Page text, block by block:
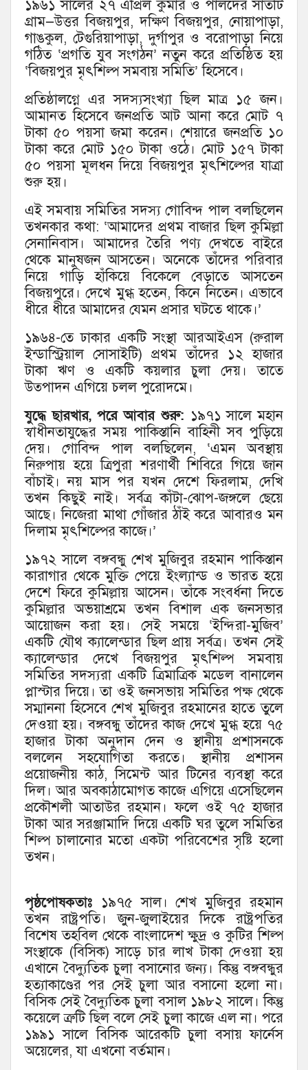
১৯৬১ সালের ২৭ এপ্রিল কুমার ও পালদের সাতটি
গ্রাম—উত্তর বিজয়পুর, দক্ষিণ বিজয়পুর, নোয়াপাড়া,
গাঙকুল, টেগুরিয়াপাড়া, দুর্গাপুর ও বরোপাড়া নিয়ে
গঠিত ‘প্রগতি যুব সংগঠন’ নতুন করে প্রতিষ্ঠিত হয়
‘বিজয়পুর মৃৎশিল্প সমবায় সমিতি’ হিসেবে।
প্রতিষ্ঠালগ্নে এর সদস্যসংখ্যা ছিল মাত্র ১৫ জন।
আমানত হিসেবে জনপ্রতি আট আনা করে মোট ৭
টাকা ৫০ পয়সা জমা করেন। শেয়ারে জনপ্রতি ১০
টাকা করে মোট ১৫০ টাকা ওঠে। মোট ১৫৭ টাকা
৫০ পয়সা মূলধন দিয়ে বিজয়পুর মৃৎশিল্পের যাত্রা
শুরু হয়।
এই সমবায় সমিতির সদস্য গোবিন্দ পাল বলছিলেন
তখনকার কথা: ‘আমাদের প্রথম বাজার ছিল কুমিল্লা
সেনানিবাস। আমাদের তৈরি পণ্য দেখতে বাইরে
থেকে মানুষজন আসতেন। অনেকে তাঁদের পরিবার
নিয়ে গাড়ি হাঁকিয়ে বিকেলে বেড়াতে আসতেন
বিজয়পুরে। দেখে মুগ্ধ হতেন, কিনে নিতেন। এভাবে
ধীরে ধীরে আমাদের যেমন প্রসার ঘটতে থাকে।’
১৯৬৪-তে ঢাকার একটি সংস্থা আরআইএস (রুরাল
ইন্ডাস্ট্রিয়াল সোসাইটি) প্রথম তাঁদের ১২ হাজার
টাকা ঋণ ও একটি কয়লার চুলা দেয়। তাতে
উত্পাদন এগিয়ে চলল পুরোদমে।
যুদ্ধে ছারখার, পরে আবার শুরু: ১৯৭১ সালে মহান
স্বাধীনতাযুদ্ধের সময় পাকিস্তানি বাহিনী সব পুড়িয়ে
দেয়। গোবিন্দ পাল বলছিলেন, ‘এমন অবস্থায়
নিরুপায় হয়ে ত্রিপুরা শরণার্থী শিবিরে গিয়ে জান
বাঁচাই। নয় মাস পর যখন দেশে ফিরলাম, দেখি
তখন কিছুই নাই। সর্বত্র কাঁটা-ঝোপ-জঙ্গলে ছেয়ে
আছে। নিজেরা মাথা গোঁজার ঠাঁই করে আবারও মন
দিলাম মৃৎশিল্পের কাজে।’
১৯৭২ সালে বঙ্গবন্ধু শেখ মুজিবুর রহমান পাকিস্তান
কারাগার থেকে মুক্তি পেয়ে ইংল্যান্ড ও ভারত হয়ে
দেশে ফিরে কুমিল্লায় আসেন। তাঁকে সংবর্ধনা দিতে
কুমিল্লার অভয়াশ্রমে তখন বিশাল এক জনসভার
আয়োজন করা হয়। সেই সময়ে ‘ইন্দিরা-মুজিব’
একটি যৌথ ক্যালেন্ডার ছিল প্রায় সর্বত্র। তখন সেই
ক্যালেন্ডার দেখে বিজয়পুর মৃৎশিল্প সমবায়
সমিতির সদস্যরা একটি ত্রিমাত্রিক মডেল বানালেন
প্লাস্টার দিয়ে। তা ওই জনসভায় সমিতির পক্ষ থেকে
সম্মাননা হিসেবে শেখ মুজিবুর রহমানের হাতে তুলে
দেওয়া হয়। বঙ্গবন্ধু তাঁদের কাজ দেখে মুগ্ধ হয়ে ৭৫
হাজার টাকা অনুদান দেন ও স্থানীয় প্রশাসনকে
বললেন সহযোগিতা করতে। স্থানীয় প্রশাসন
প্রয়োজনীয় কাঠ, সিমেন্ট আর টিনের ব্যবস্থা করে
দিল। আর অবকাঠামোগত কাজে এগিয়ে এসেছিলেন
প্রকৌশলী আতাউর রহমান। ফলে ওই ৭৫ হাজার
টাকা আর সরঞ্জামাদি দিয়ে একটি ঘর তুলে সমিতির
শিল্প চালানোর মতো একটা পরিবেশের সৃষ্টি হলো
তখন।
পৃষ্ঠপোষকতাঃ ১৯৭৫ সাল। শেখ মুজিবুর রহমান
তখন রাষ্ট্রপতি। জুন-জুলাইয়ের দিকে রাষ্ট্রপতির
বিশেষ তহবিল থেকে বাংলাদেশ ক্ষুদ্র ও কুটির শিল্প
সংস্থাকে (বিসিক) সাড়ে চার লাখ টাকা দেওয়া হয়
এখানে বৈদ্যুতিক চুলা বসানোর জন্য। কিন্তু বঙ্গবন্ধুর
হত্যাকাণ্ডের পর সেই চুলা আর বসানো হলো না।
বিসিক সেই বৈদ্যুতিক চুলা বসাল ১৯৮২ সালে। কিন্তু
কয়েলে ত্রুটি ছিল বলে সেই চুলা কাজে এল না। পরে
১৯৯১ সালে বিসিক আরেকটি চুলা বসায় ফার্নেস
অয়েলের, যা এখনো বর্তমান।